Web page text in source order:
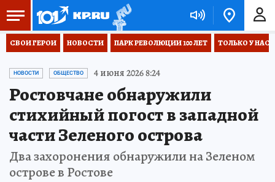
СВОИ ГЕРОИ НОВОСТИ ПАРК РЕВОЛЮЦИИ 100 ЛЕТ ТОЛЬКО У НАС
НОВОСТИ ОБЩЕСТВО 4 июня 2026 8:24
Ростовчане обнаружили
стихийный погост в западной
части Зеленого острова
Два захоронения обнаружили на Зеленом
острове в Ростове